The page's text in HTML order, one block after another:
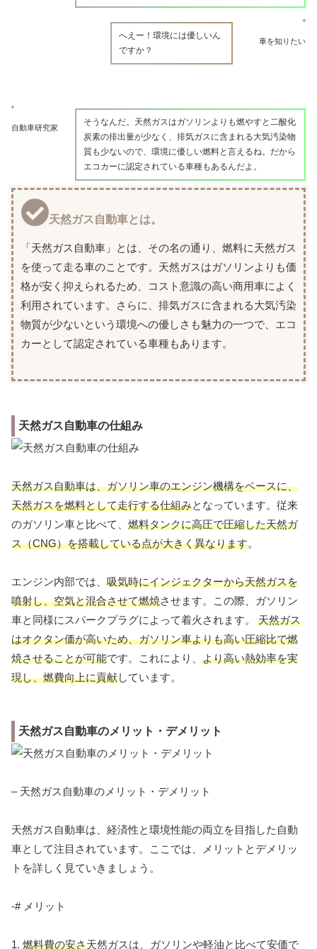
車を知りたい
へえー！環境には優しいん
ですか？
自動車研究家
そうなんだ。天然ガスはガソリンよりも燃やすと二酸化
炭素の排出量が少なく、排気ガスに含まれる大気汚染物
質も少ないので、環境に優しい燃料と言えるね。だから
エコカーに認定されている車種もあるんだよ。
天然ガス自動車とは。
「天然ガス自動車」とは、その名の通り、燃料に天然ガス
を使って走る車のことです。天然ガスはガソリンよりも価
格が安く抑えられるため、コスト意識の高い商用車によく
利用されています。さらに、排気ガスに含まれる大気汚染
物質が少ないという環境への優しさも魅力の一つで、エコ
カーとして認定されている車種もあります。
天然ガス自動車の仕組み
天然ガス自動車は、ガソリン車のエンジン機構をベースに、
天然ガスを燃料として走行する仕組みとなっています。従来
のガソリン車と比べて、 燃料タンクに高圧で圧縮した天然ガ
ス（CNG）を搭載している点が大きく異なります。
エンジン内部では、 吸気時にインジェクターから天然ガスを
噴射し、空気と混合させて燃焼させます。この際、ガソリン
車と同様にスパークプラグによって着火されます。 天然ガス
はオクタン価が高いため、ガソリン車よりも高い圧縮比で燃
焼させることが可能です。これにより、 より高い熱効率を実
現し、燃費向上に貢献しています。
天然ガス自動車のメリット・デメリット
– 天然ガス自動車のメリット・デメリット
天然ガス自動車は、経済性と環境性能の両立を目指した自動
車として注目されています。ここでは、メリットとデメリッ
トを詳しく見ていきましょう。
-# メリット
1. 燃料費の安さ天然ガスは、ガソリンや軽油と比べて安価で